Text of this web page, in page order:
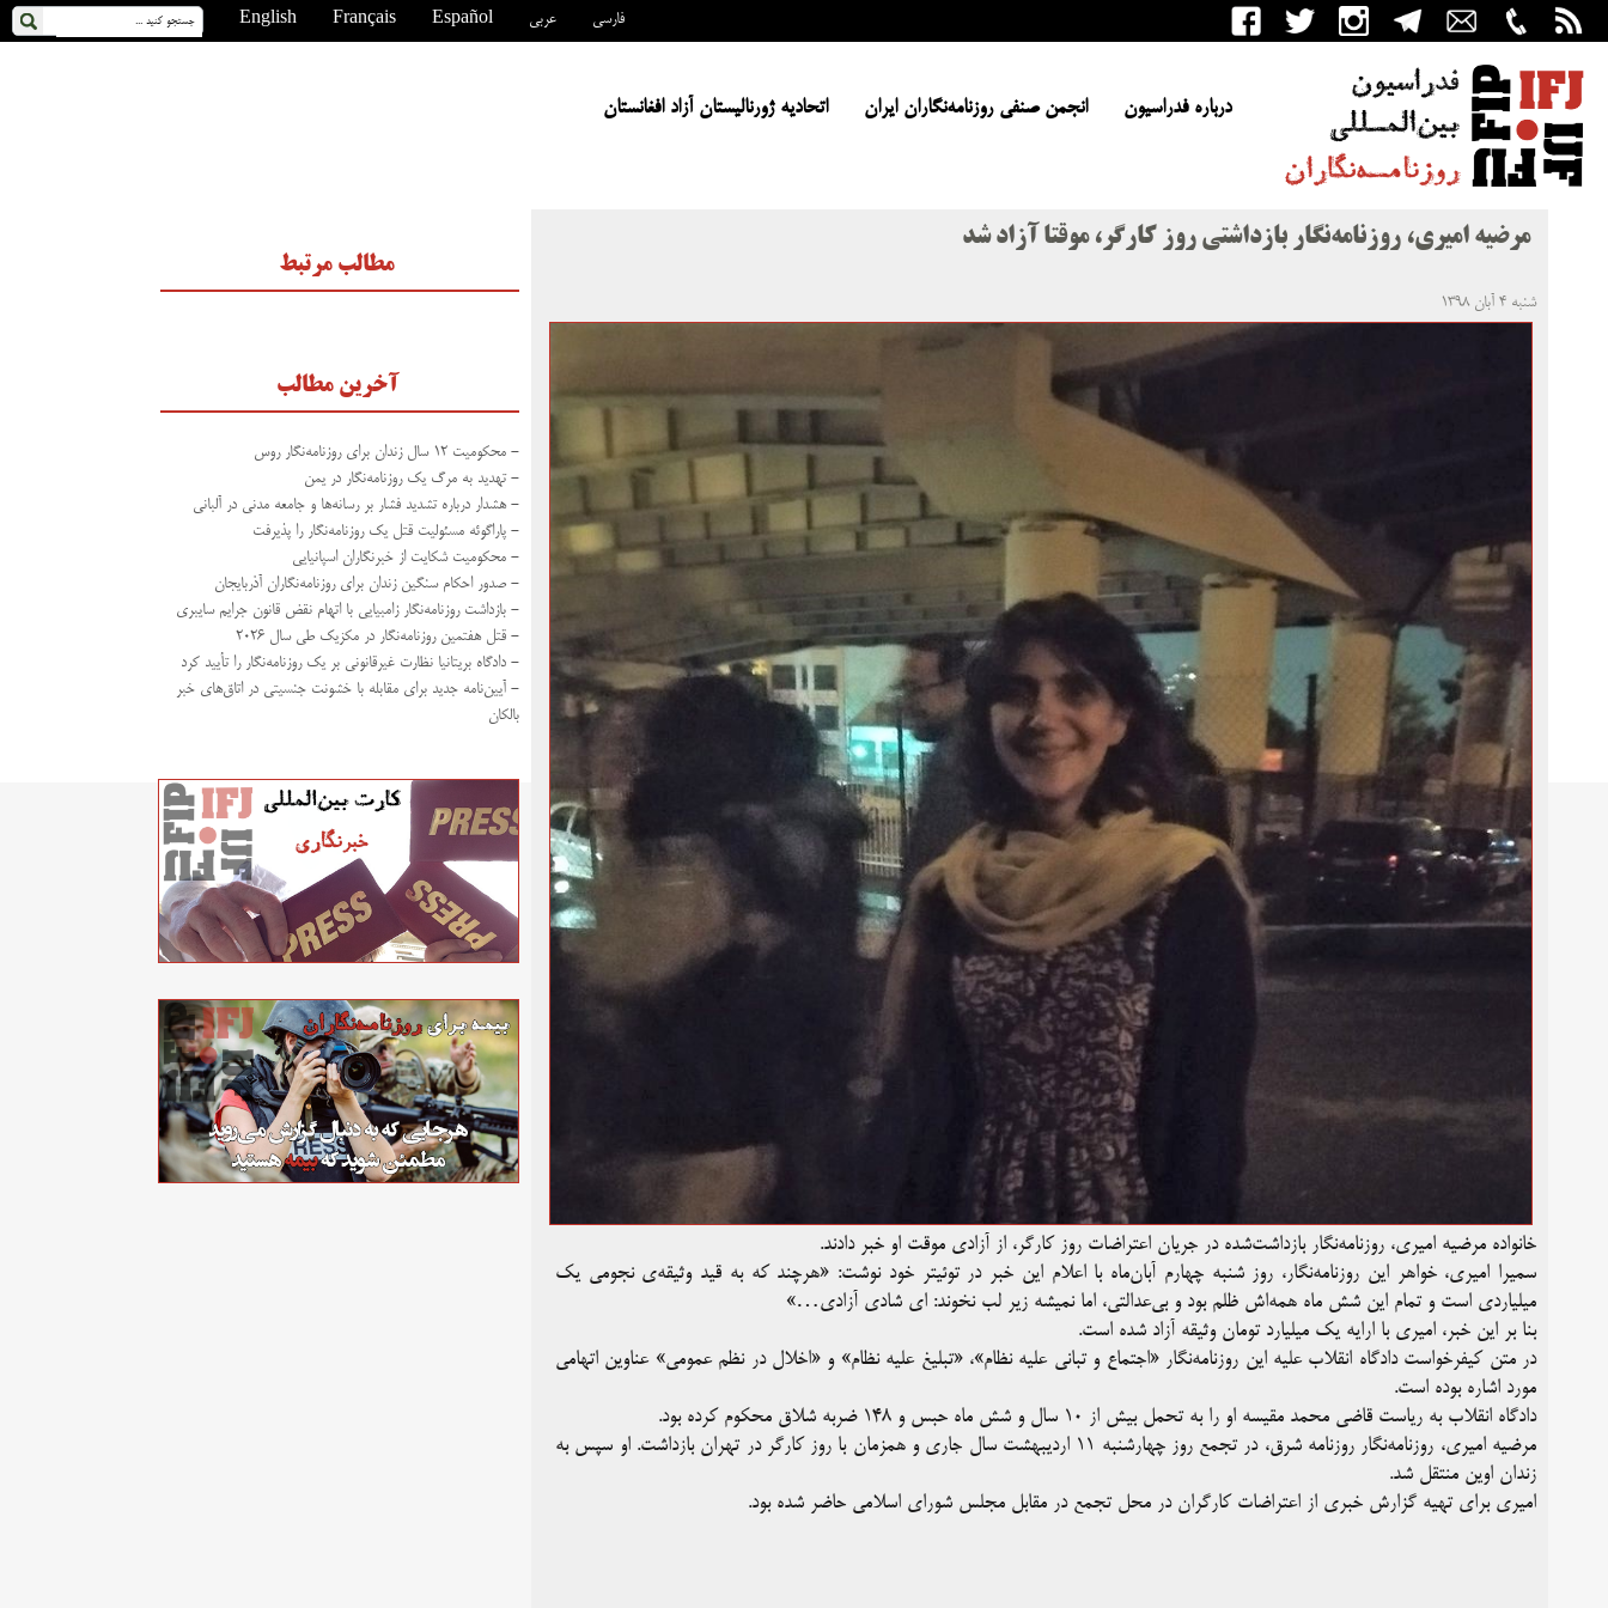
English Français Español عربی فارسی
درباره فدراسیون انجمن صنفی روزنامه‌نگاران ایران اتحادیه ژورنالیستان آزاد افغانستان
مرضیه امیری، روزنامه‌نگار بازداشتی روز کارگر، موقتا آزاد شد
شنبه ۴ آبان ۱۳۹۸
خانواده مرضیه امیری، روزنامه‌نگار بازداشت‌شده در جریان اعتراضات روز کارگر، از آزادی موقت او خبر دادند.
سمیرا امیری، خواهر این روزنامه‌نگار، روز شنبه چهارم آبان‌ماه با اعلام این خبر در توئیتر خود نوشت: «هرچند که به قید وثیقه‌ی نجومی یک
میلیاردی است و تمام این شش ماه همه‌اش ظلم بود و بی‌عدالتی، اما نمیشه زیر لب نخوند: ای شادی آزادی…»
بنا بر این خبر، امیری با ارایه یک میلیارد تومان وثیقه آزاد شده است.
در متن کیفرخواست دادگاه انقلاب علیه این روزنامه‌نگار «اجتماع و تبانی علیه نظام»،‌ «تبلیغ علیه نظام» و «اخلال در نظم عمومی» عناوین اتهامی
مورد اشاره بوده است.
دادگاه انقلاب به ریاست قاضی محمد مقیسه او را به تحمل بیش از ۱۰ سال و شش ماه حبس و ۱۴۸ ضربه شلاق محکوم کرده بود.
مرضیه امیری، روزنامه‌نگار روزنامه شرق، در تجمع روز چهارشنبه ۱۱ اردیبهشت سال جاری و همزمان با روز کارگر در تهران بازداشت. او سپس‌ به
زندان اوین منتقل شد.
امیری برای تهیه گزارش خبری از اعتراضات کارگران در محل تجمع در مقابل مجلس شورای اسلامی حاضر شده بود.
مطالب مرتبط
آخرین مطالب
- محکومیت ۱۲ سال زندان برای روزنامه‌نگار روس
- تهدید به مرگ یک روزنامه‌نگار در یمن
- هشدار درباره تشدید فشار بر رسانه‌ها و جامعه مدنی در آلبانی
- پاراگوئه مسئولیت قتل یک روزنامه‌نگار را پذیرفت
- محکومیت شکایت از خبرنگاران اسپانیایی
- صدور احکام سنگین زندان برای روزنامه‌نگاران آذربایجان
- بازداشت روزنامه‌نگار زامبیایی با اتهام نقض قانون جرایم سایبری
- قتل هفتمین روزنامه‌نگار در مکزیک طی سال ۲۰۲۶
- دادگاه بریتانیا نظارت غیرقانونی بر یک روزنامه‌نگار را تأیید کرد
- آیین‌نامه جدید برای مقابله با خشونت جنسیتی در اتاق‌های خبر
بالکان